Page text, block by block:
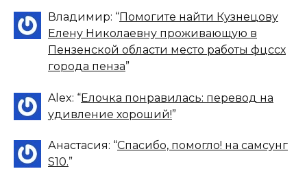
Владимир: “Помогите найти Кузнецову
Елену Николаевну проживающую в
Пензенской области место работы фцссх
города пенза”
Alex: “Елочка понравилась: перевод на
удивление хороший!”
Анастасия: “Спасибо, помогло! на самсунг
S10.”